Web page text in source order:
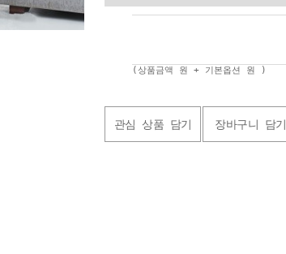
(상품금액 원 + 기본옵션 원 )
관심 상품 담기 장바구니 담기